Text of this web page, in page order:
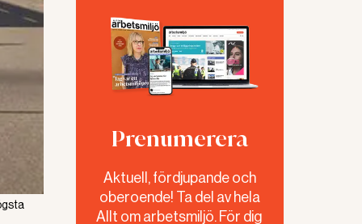
Prenumerera
Aktuell, fördjupande och
oberoende! Ta del av hela
Allt om arbetsmiljö. För dig